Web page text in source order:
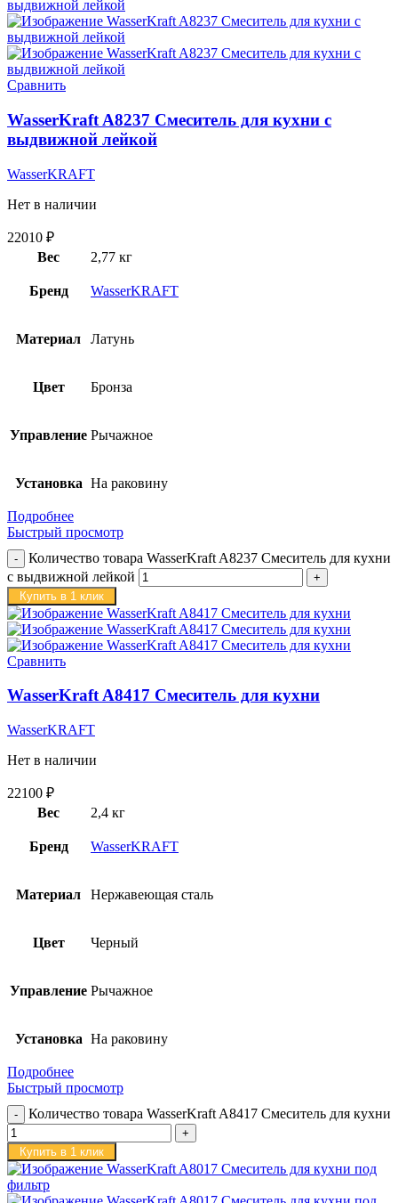
Сравнить
WasserKraft A8237 Смеситель для кухни с
выдвижной лейкой
WasserKRAFT
Нет в наличии
22010 ₽
Вес
2,77 кг
Бренд WasserKRAFT
Материал Латунь
Цвет Бронза
Управление Рычажное
Установка На раковину
Подробнее
Быстрый просмотр
Количество товара WasserKraft A8237 Смеситель для кухни
с выдвижной лейкой
Купить в 1 клик
Сравнить
WasserKraft A8417 Смеситель для кухни
WasserKRAFT
Нет в наличии
22100 ₽
Вес
2,4 кг
Бренд WasserKRAFT
Материал Нержавеющая сталь
Цвет Черный
Управление Рычажное
Установка На раковину
Подробнее
Быстрый просмотр
Количество товара WasserKraft A8417 Смеситель для кухни
Купить в 1 клик